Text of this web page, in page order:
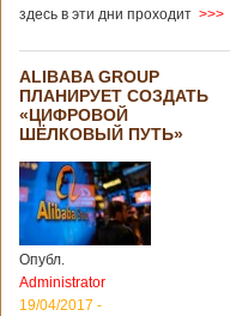
здесь в эти дни проходит >>>
ALIBABA GROUP
ПЛАНИРУЕТ СОЗДАТЬ
«ЦИФРОВОЙ
ШЁЛКОВЫЙ ПУТЬ»
Опубл.
Administrator
19/04/2017 -